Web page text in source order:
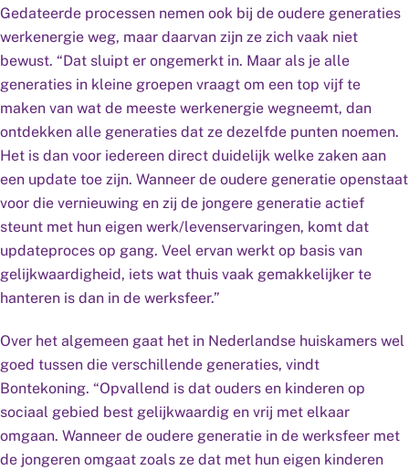
Gedateerde processen nemen ook bij de oudere generaties
werkenergie weg, maar daarvan zijn ze zich vaak niet
bewust. “Dat sluipt er ongemerkt in. Maar als je alle
generaties in kleine groepen vraagt om een top vijf te
maken van wat de meeste werkenergie wegneemt, dan
ontdekken alle generaties dat ze dezelfde punten noemen.
Het is dan voor iedereen direct duidelijk welke zaken aan
een update toe zijn. Wanneer de oudere generatie openstaat
voor die vernieuwing en zij de jongere generatie actief
steunt met hun eigen werk/levenservaringen, komt dat
updateproces op gang. Veel ervan werkt op basis van
gelijkwaardigheid, iets wat thuis vaak gemakkelijker te
hanteren is dan in de werksfeer.”
Over het algemeen gaat het in Nederlandse huiskamers wel
goed tussen die verschillende generaties, vindt
Bontekoning. “Opvallend is dat ouders en kinderen op
sociaal gebied best gelijkwaardig en vrij met elkaar
omgaan. Wanneer de oudere generatie in de werksfeer met
de jongeren omgaat zoals ze dat met hun eigen kinderen